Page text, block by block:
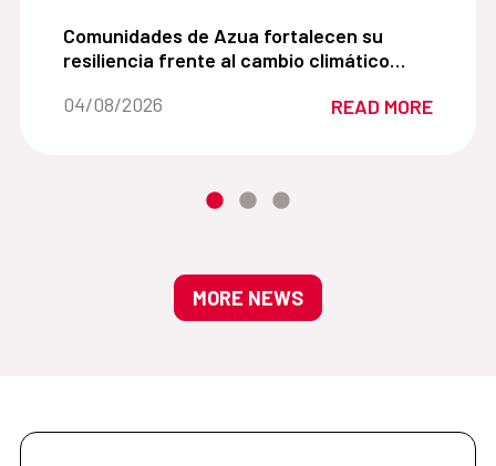
adolescentes promoviendo una comprensión
Comunidades de Azua fortalecen su resiliencia
Comunidades de Azua fortalecen su
resiliencia frente al cambio climático
sostenible del agua
Date of the news::
04/08/2026 READ MORE
MORE NEWS